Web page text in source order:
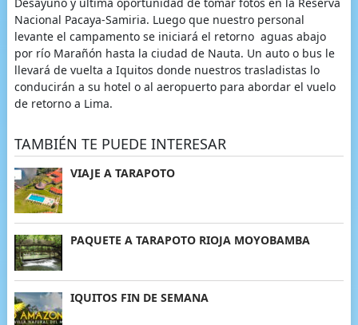
Nacional Pacaya-Samiria. Luego que nuestro personal
levante el campamento se iniciará el retorno aguas abajo
por río Marañón hasta la ciudad de Nauta. Un auto o bus le
llevará de vuelta a Iquitos donde nuestros trasladistas lo
conducirán a su hotel o al aeropuerto para abordar el vuelo
de retorno a Lima.
TAMBIÉN TE PUEDE INTERESAR
VIAJE A TARAPOTO
PAQUETE A TARAPOTO RIOJA MOYOBAMBA
IQUITOS FIN DE SEMANA